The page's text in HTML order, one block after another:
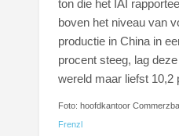
ton die het IAI
boven het niveau van
productie in China in
procent steeg, lag
wereld maar liefst 10,2
Foto: hoofdkantoor
Frenzl